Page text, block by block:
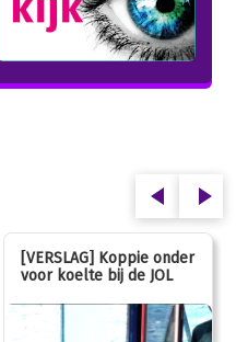
[VERSLAG] Koppie onder
voor koelte bij de JOL